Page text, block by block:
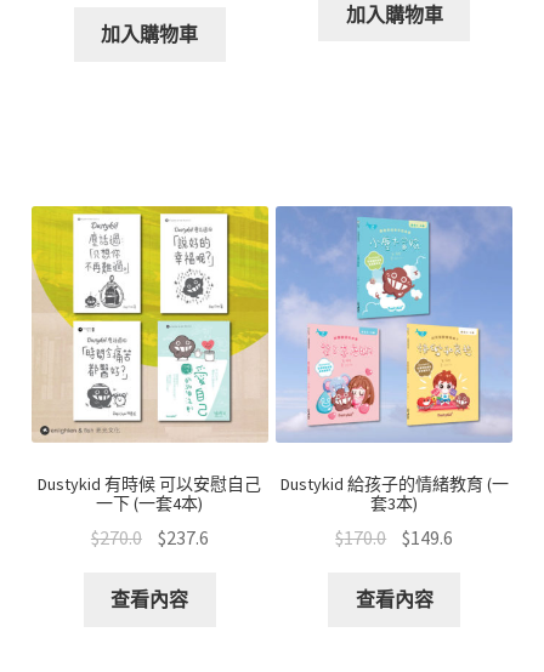
加入購物車
加入購物車
Dustykid 有時候 可以安慰自己
一下 (一套4本)
$270.0 $237.6
查看內容
Dustykid 給孩子的情緒教育 (一
套3本)
$170.0 $149.6
查看內容